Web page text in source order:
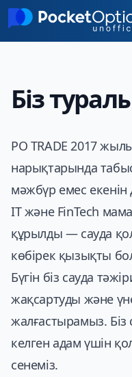
Skip to main content
Біз
PO TRADE 2017
нарықтарында табыс
мәжбүр емес екенін
IT және FinTech
құрылды — сауда
көбірек қызықты
Бүгін біз сауда
жақсартуды және
жалғастырамыз. Біз
келген адам үшін
сенеміз.